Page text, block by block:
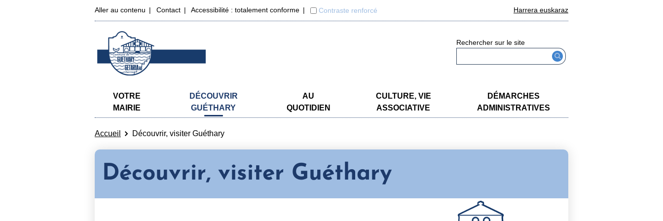
Aller au contenu Contact Accessibilité : totalement conforme Contraste renforcé Harrera euskaraz
Rechercher sur le site
VOTRE
MAIRIE
DÉCOUVRIR
GUÉTHARY
AU
QUOTIDIEN
CULTURE, VIE
ASSOCIATIVE
DÉMARCHES
ADMINISTRATIVES
Accueil Découvrir, visiter Guéthary
Découvrir, visiter Guéthary